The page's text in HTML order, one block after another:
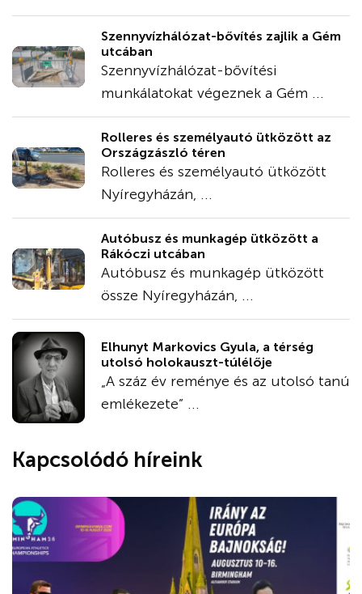
Szennyvízhálózat-bővítés zajlik a Gém
utcában
Szennyvízhálózat-bővítési
munkálatokat végeznek a Gém ...
Rolleres és személyautó ütközött az
Országzászló téren
Rolleres és személyautó ütközött
Nyíregyházán, ...
Autóbusz és munkagép ütközött a
Rákóczi utcában
Autóbusz és munkagép ütközött
össze Nyíregyházán, ...
Elhunyt Markovics Gyula, a térség
utolsó holokauszt-túlélője
„A száz év reménye és az utolsó tanú
emlékezete” ...
Kapcsolódó híreink